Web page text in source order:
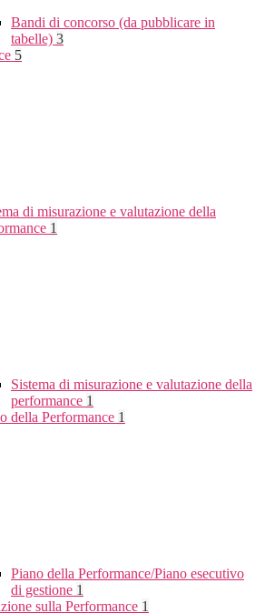
Bandi di concorso (da pubblicare in
tabelle) 3
5
di misurazione e valutazione della
1
Sistema di misurazione e valutazione della
performance 1
della Performance 1
Piano della Performance/Piano esecutivo
di gestione 1
sulla Performance 1